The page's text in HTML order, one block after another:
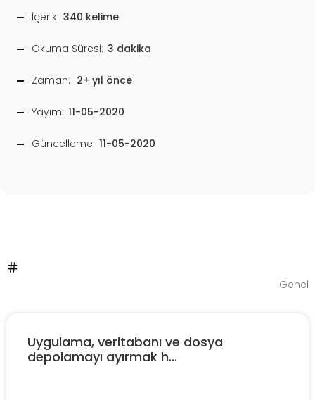
İçerik: 340 kelime
Okuma Süresi: 3 dakika
Zaman: 2+ yıl önce
Yayım: 11-05-2020
Güncelleme: 11-05-2020
Genel
Uygulama, veritabanı ve dosya
depolamayı ayırmak h...